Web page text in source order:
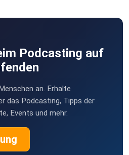
Podcasting auf
an. Erhalte
das Podcasting, Tipps der
Events und mehr.